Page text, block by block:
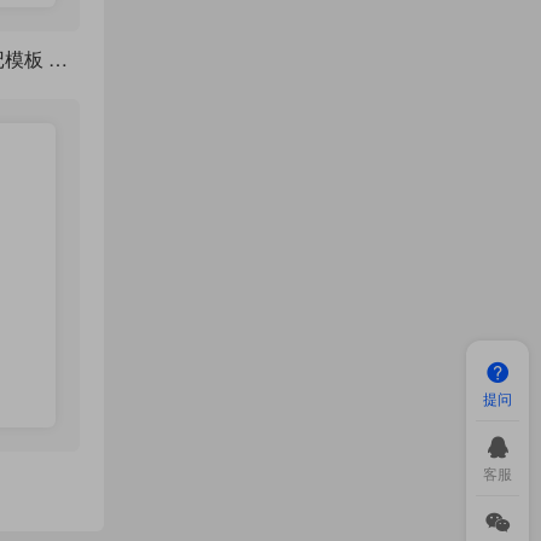
颜值拉满 LaTeX 笔记模板 modernclassnotes，7 种主题随心切换
提问
客服